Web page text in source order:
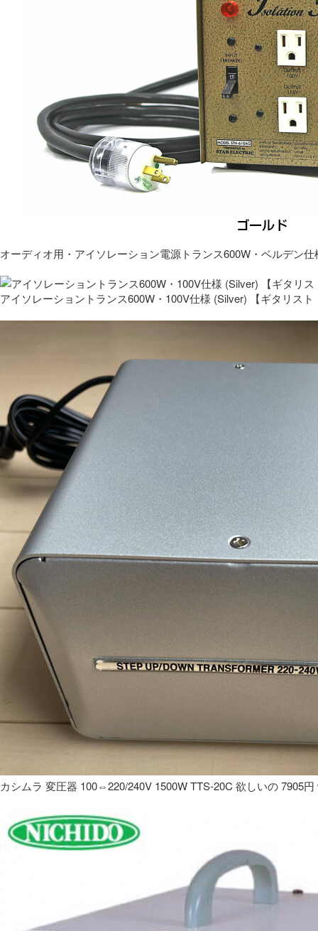
オーディオ用・アイソレーション電源トランス600W・ベルデン仕
アイソレーショントランス600W・100V仕様 (Silver) 【ギタリス
カシムラ 変圧器 100⇔220/240V 1500W TTS-20C 欲しいの 7905円